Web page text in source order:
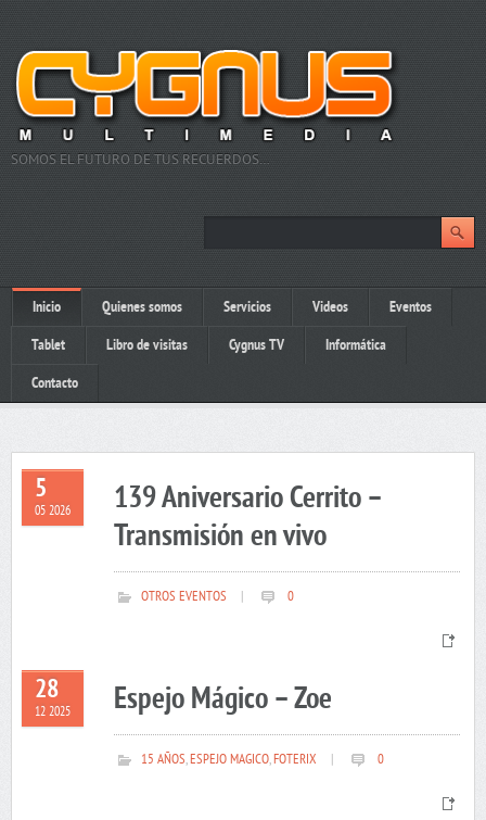
SOMOS EL FUTURO DE TUS RECUERDOS…
Inicio Quienes somos Servicios Videos Eventos
Tablet Libro de visitas Cygnus TV Informática
Contacto
5
05 2026
139 Aniversario Cerrito –
Transmisión en vivo
OTROS EVENTOS 0
28
12 2025 Espejo Mágico – Zoe
15 AÑOS,ESPEJO MAGICO,FOTERIX 0